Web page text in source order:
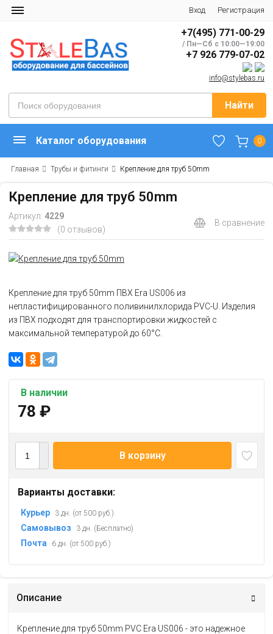
Вход Регистрация
+7(495) 771-00-29
/ Пн—Сб с 10:00—19:00
+7 926 779-07-02
info@stylebas.ru
Найти
0
Каталог оборудования
Главная Трубы и фитинги Крепление для труб 50mm
Крепление для труб 50mm
Артикул: 4229
(0 отзывов)
В сравнение
Крепление для труб 50mm ПВХ Era US006 из
непластифицированного поливинилхлорида PVC-U. Изделия
из ПВХ подходят для транспортировки жидкостей с
максимальной температурой до 60°C.
В наличии
78 ₽
В корзину
Варианты доставки:
Курьер 3 дн. (от 500 руб.)
Самовывоз 3 дн. (Бесплатно)
Почта 6 дн. (от 500 руб.)
Описание
Крепление для труб 50mm PVC Era US006 - это надежное